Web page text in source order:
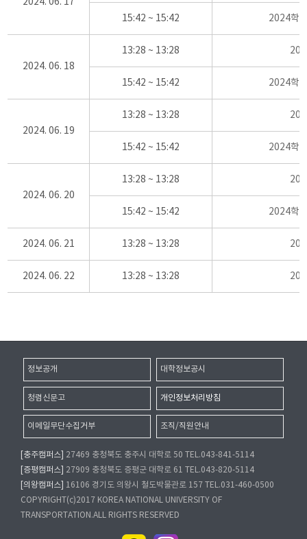
15:42 ~ 15:42 2024학
2024. 06. 18
13:28 ~ 13:28
15:42 ~ 15:42 2024학
2024. 06. 19
13:28 ~ 13:28
15:42 ~ 15:42 2024학
2024. 06. 20
13:28 ~ 13:28
15:42 ~ 15:42 2024학
2024. 06. 21 13:28 ~ 13:28
2024. 06. 22 13:28 ~ 13:28
정보공개 대학정보공시
청렴신문고 개인정보처리방침
이메일무단수집거부 조직/직원안내
[충주캠퍼스]
27469 충청북도 충주시 대학로 50 TEL.043-841-5114
[증평캠퍼스]
27909 충청북도 증평군 대학로 61 TEL.043-820-5114
[의왕캠퍼스]
16106 경기도 의왕시 철도박물관로 157 TEL.031-460-0500
COPYRIGHT(c)2017 KOREA NATIONAL UNIVERSITY OF
TRANSPORTATION.ALL RIGHTS RESERVED